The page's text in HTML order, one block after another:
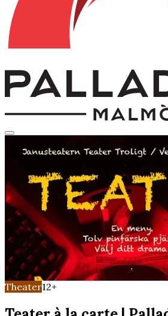
Teater à la carte |
Palladium, Malmö
Thursday, May 21, 2026
Time 19:00
Marble foyer
Theater12+